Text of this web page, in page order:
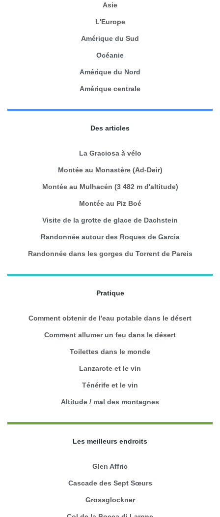
Asie
L'Europe
Amérique du Sud
Océanie
Amérique du Nord
Amérique centrale
Des articles
La Graciosa à vélo
Montée au Monastère (Ad-Deir)
Montée au Mulhacén (3 482 m d'altitude)
Montée au Piz Boé
Visite de la grotte de glace de Dachstein
Randonnée autour des Roques de Garcia
Randonnée dans les gorges du Torrent de Pareis
Pratique
Comment obtenir de l'eau potable dans le désert
Comment allumer un feu dans le désert
Toilettes dans le monde
Lanzarote et le vin
Ténérife et le vin
Altitude / mal des montagnes
Les meilleurs endroits
Glen Affric
Cascade des Sept Sœurs
Grossglockner